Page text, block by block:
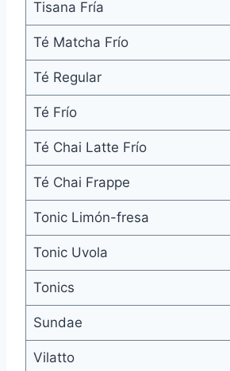
Tisana Fría
Té Matcha Frío
Té Regular
Té Frío
Té Chai Latte Frío
Té Chai Frappe
Tonic Limón-fresa
Tonic Uvola
Tonics
Sundae
Vilatto